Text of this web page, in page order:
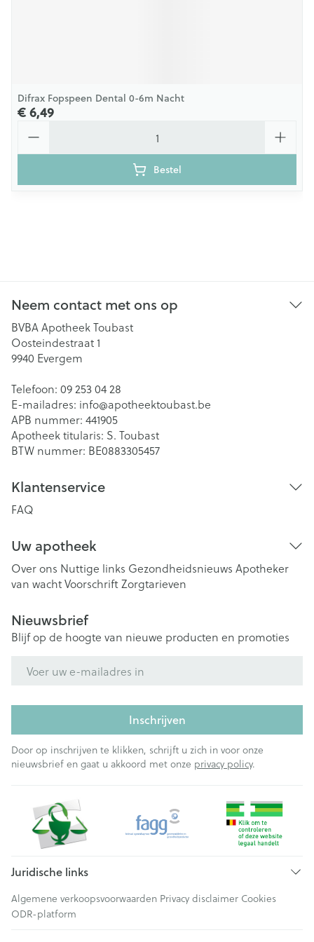
Difrax Fopspeen Dental 0-6m Nacht
€ 6,49
Bestel
Neem contact met ons op
BVBA Apotheek Toubast
Oosteindestraat 1
9940 Evergem
Telefoon: 09 253 04 28
E-mailadres: info@apotheektoubast.be
APB nummer: 441905
Apotheek titularis: S. Toubast
BTW nummer: BE0883305457
Klantenservice
FAQ
Uw apotheek
Over ons Nuttige links Gezondheidsnieuws Apotheker
van wachtVoorschriftZorgtarieven
Nieuwsbrief
Blijf op de hoogte van nieuwe producten en promoties
Inschrijven
Door op inschrijven te klikken, schrijft u zich in voor onze
nieuwsbrief en gaat u akkoord met onze privacy policy.
Juridische links
Algemene verkoopsvoorwaarden Privacy disclaimer Cookies
ODR-platform